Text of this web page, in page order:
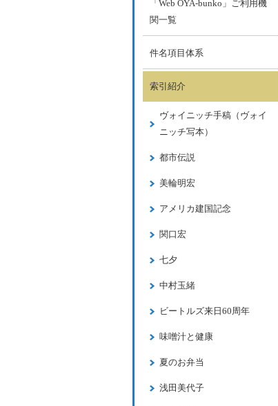
「Web OYA-bunko」ご利用機
関一覧
件名項目体系
索引紹介
ヴォイニッチ手稿（ヴォイ
ニッチ写本）
都市伝説
美輪明宏
アメリカ建国記念
関口宏
七夕
中村玉緒
ビートルズ来日60周年
味噌汁と健康
夏のお弁当
浅田美代子